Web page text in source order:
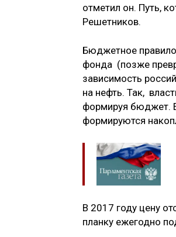
отметил он. Путь,
Решетников.
Бюджетное
фонда (позже
зависимость
на нефть. Так,
формируя бюджет.
формируются
В 2017 году цену
планку ежегодно